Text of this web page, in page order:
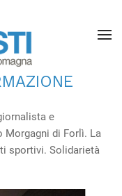
e
Morgagni di Forlì. La
sportivi. Solidarietà